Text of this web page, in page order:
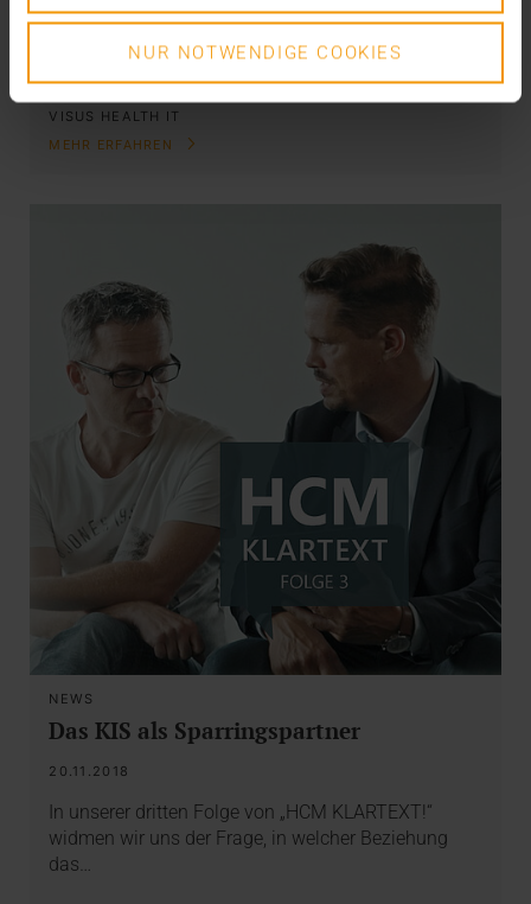
NUR NOTWENDIGE COOKIES
Ohne IT kein agiles Arbeiten – so viel ist klar. Denn
VISUS HEALTH IT
MEHR ERFAHREN
NEWS
Das KIS als Sparringspartner
20.11.2018
In unserer dritten Folge von „HCM KLARTEXT!“
widmen wir uns der Frage, in welcher Beziehung
das…